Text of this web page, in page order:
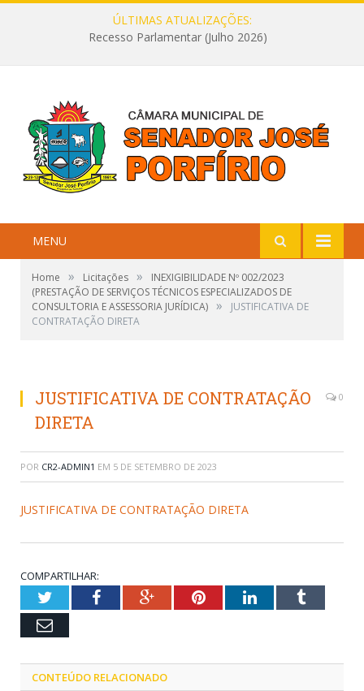
ÚLTIMAS ATUALIZAÇÕES:
Recesso Parlamentar (Julho 2026)
MENU
Home » Licitações »
INEXIGIBILIDADE Nº 002/2023
(PRESTAÇÃO DE SERVIÇOS TÉCNICOS ESPECIALIZADOS DE
CONSULTORIA E ASSESSORIA JURÍDICA) »
JUSTIFICATIVA DE
CONTRATAÇÃO DIRETA
JUSTIFICATIVA DE CONTRATAÇÃO
DIRETA
0
POR CR2-ADMIN1 EM 5 DE SETEMBRO DE 2023
JUSTIFICATIVA DE CONTRATAÇÃO DIRETA
COMPARTILHAR:
TwitterFacebookGoogle+PinterestLinkedInTumblr
Email
CONTEÚDO RELACIONADO